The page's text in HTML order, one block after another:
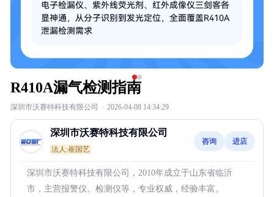
R410A漏气检测指南
深圳市沃赛特科技有限公司 · 2026-04-08 14:34:29
深圳市沃赛特科技有限公司
法人:崔国艺
咨询 进店
深圳市沃赛特科技有限公司，2010年成立于山东省临沂
市，主营报警仪、检测仪等，专业权威，经验丰富。